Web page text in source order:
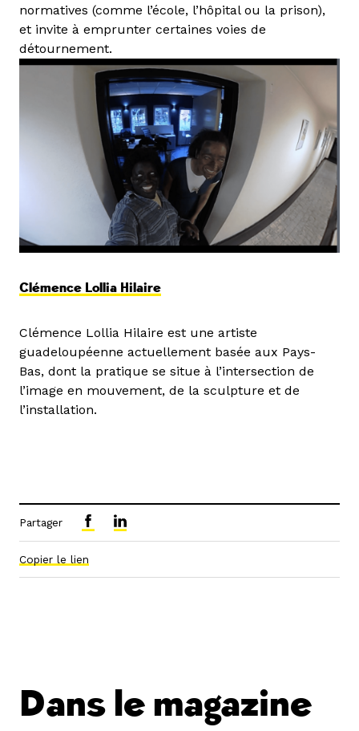
normatives (comme l’école, l’hôpital ou la prison),
et invite à emprunter certaines voies de
détournement.
Clémence Lollia Hilaire
Clémence Lollia Hilaire est une artiste
guadeloupéenne actuellement basée aux Pays-
Bas, dont la pratique se situe à l’intersection de
l’image en mouvement, de la sculpture et de
l’installation.
Partager
Copier le lien
Dans le magazine